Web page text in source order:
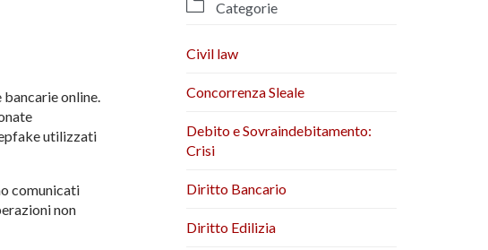
online.
utilizzati
comunicati
non
 Categorie
Civil law
Concorrenza Sleale
Debito e Sovraindebitamento:
Crisi
Diritto Bancario
Diritto Edilizia